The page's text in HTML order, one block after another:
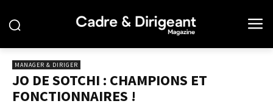
MANAGER & DIRIGER
JO DE SOTCHI : CHAMPIONS ET
FONCTIONNAIRES !